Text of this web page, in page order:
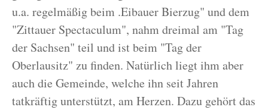
u.a. regelmäßig beim .Eibauer Bierzug" und dem
"Zittauer Spectaculum", nahm dreimal am "Tag
der Sachsen" teil und ist beim "Tag der
Oberlausitz" zu finden. Natürlich liegt ihm aber
auch die Gemeinde, welche ihn seit Jahren
tatkräftig unterstützt, am Herzen. Dazu gehört das